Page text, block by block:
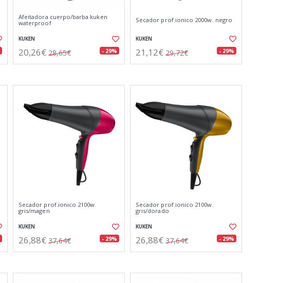
Afeitadora cuerpo/barba kuken
waterproof
KUKEN
20,26€ 28,65€ - 29%
Secador prof.ionico 2000w. negro
KUKEN
21,12€ 29,72€ - 29%
Secador prof.ionico 2100w.
gris/magen
KUKEN
26,88€ 37,64€ - 29%
Secador prof.ionico 2100w.
gris/dorado
KUKEN
26,88€ 37,64€ - 29%